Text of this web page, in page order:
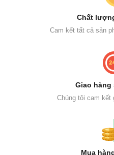
Chất
Cam kết tất cả sản
Giao hàng
Chúng tôi cam kết
Mua